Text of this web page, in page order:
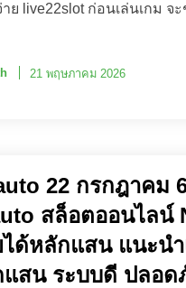
ย live22slot ก่อนเล่นเกม จ
21 พฤษภาคม 2026
22 กรกฎาคม
สล็อตออนไลน์
ด้หลักแสน แนะน
แสน ระบบดี ปลอด